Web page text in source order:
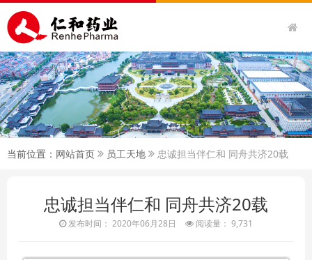
当前位置： 网站首页 员工天地 忠诚担当伴仁和 同舟共济20载
忠诚担当伴仁和 同舟共济20载
发布时间： 2020年06月28日 阅读量： 9,731